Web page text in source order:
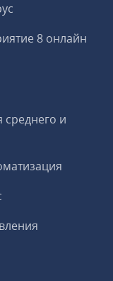
8 онлайн
среднего и